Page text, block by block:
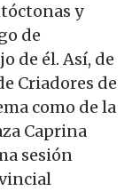
y
de
de él. Así, de
Criadores de
como de la
Caprina
sesión